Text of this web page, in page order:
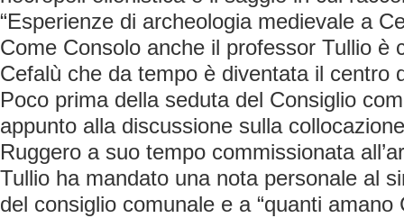
“Esperienze di archeologia medievale a
Come Consolo anche il professor Tullio è
Cefalù che da tempo è diventata il centro
Poco prima della seduta del Consiglio
appunto alla discussione sulla
Ruggero a suo tempo commissionata
Tullio ha mandato una nota personale al
del consiglio comunale e a “quanti amano